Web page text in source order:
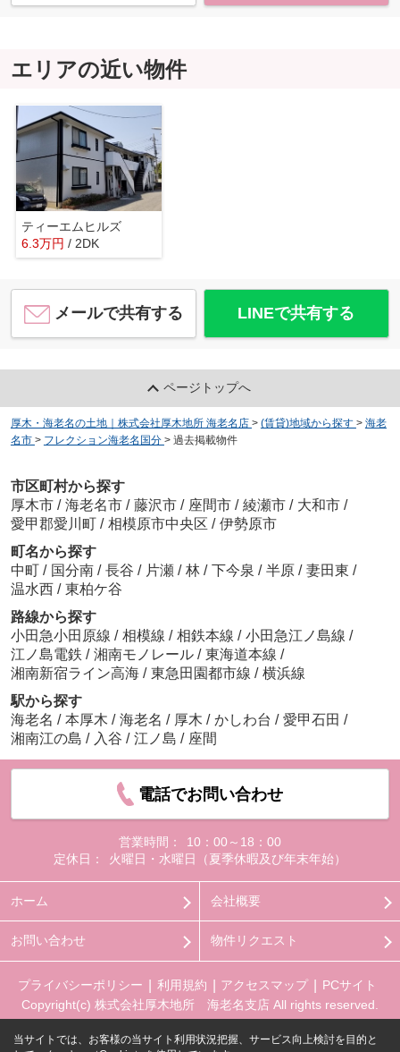
エリアの近い物件
ティーエムヒルズ
6.3万円 / 2DK
メールで共有する LINEで共有する
ページトップへ
厚木・海老名の土地｜株式会社厚木地所 海老名店 > (賃貸)地域から探す > 海老
名市 > フレクション海老名国分 > 過去掲載物件
市区町村から探す
厚木市 / 海老名市 / 藤沢市 / 座間市 / 綾瀬市 / 大和市 /
愛甲郡愛川町 / 相模原市中央区 / 伊勢原市
町名から探す
中町 / 国分南 / 長谷 / 片瀬 / 林 / 下今泉 / 半原 / 妻田東 /
温水西 / 東柏ケ谷
路線から探す
小田急小田原線 / 相模線 / 相鉄本線 / 小田急江ノ島線 /
江ノ島電鉄 / 湘南モノレール / 東海道本線 /
湘南新宿ライン高海 / 東急田園都市線 / 横浜線
駅から探す
海老名 / 本厚木 / 海老名 / 厚木 / かしわ台 / 愛甲石田 /
湘南江の島 / 入谷 / 江ノ島 / 座間
電話でお問い合わせ
営業時間：
10：00～18：00
定休日：
火曜日・水曜日（夏季休暇及び年末年始）
ホーム 会社概要
お問い合わせ 物件リクエスト
プライバシーポリシー 利用規約 アクセスマップ
PCサイト
Copyright(c) 株式会社厚木地所 海老名支店 All rights reserved.
当サイトでは、お客様の当サイト利用状況把握、サービス向上検討を目的と